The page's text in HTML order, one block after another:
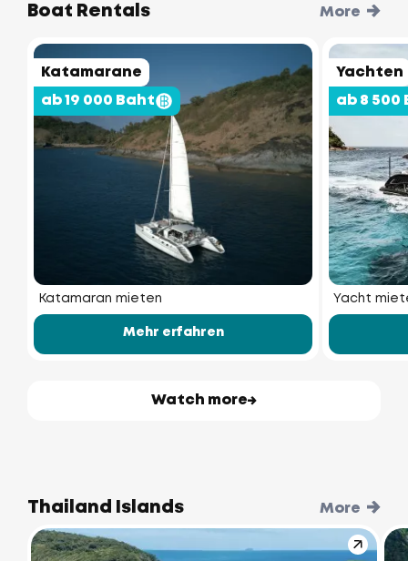
Boat Rentals More
Katamarane
ab 19 000 Baht
Katamaran mieten
Mehr erfahren
Yachten
ab 8 500
Yacht
Watch more
Thailand Islands More